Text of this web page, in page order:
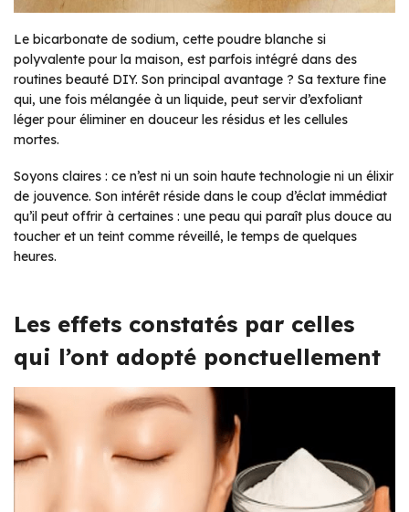
Le bicarbonate de sodium, cette poudre blanche si
polyvalente pour la maison, est parfois intégré dans des
routines beauté DIY. Son principal avantage ? Sa texture fine
qui, une fois mélangée à un liquide, peut servir d’exfoliant
léger pour éliminer en douceur les résidus et les cellules
mortes.
Soyons claires : ce n’est ni un soin haute technologie ni un élixir
de jouvence. Son intérêt réside dans le coup d’éclat immédiat
qu’il peut offrir à certaines : une peau qui paraît plus douce au
toucher et un teint comme réveillé, le temps de quelques
heures.
Les effets constatés par celles
qui l’ont adopté ponctuellement